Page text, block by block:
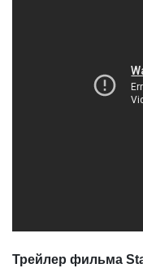
Трейлер фильма